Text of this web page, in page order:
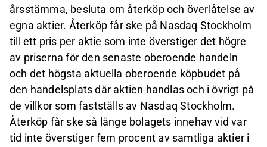
årsstämma, besluta om återköp och överlåtelse av
egna aktier. Återköp får ske på Nasdaq Stockholm
till ett pris per aktie som inte överstiger det högre
av priserna för den senaste oberoende handeln
och det högsta aktuella oberoende köpbudet på
den handelsplats där aktien handlas och i övrigt på
de villkor som fastställs av Nasdaq Stockholm.
Återköp får ske så länge bolagets innehav vid var
tid inte överstiger fem procent av samtliga aktier i